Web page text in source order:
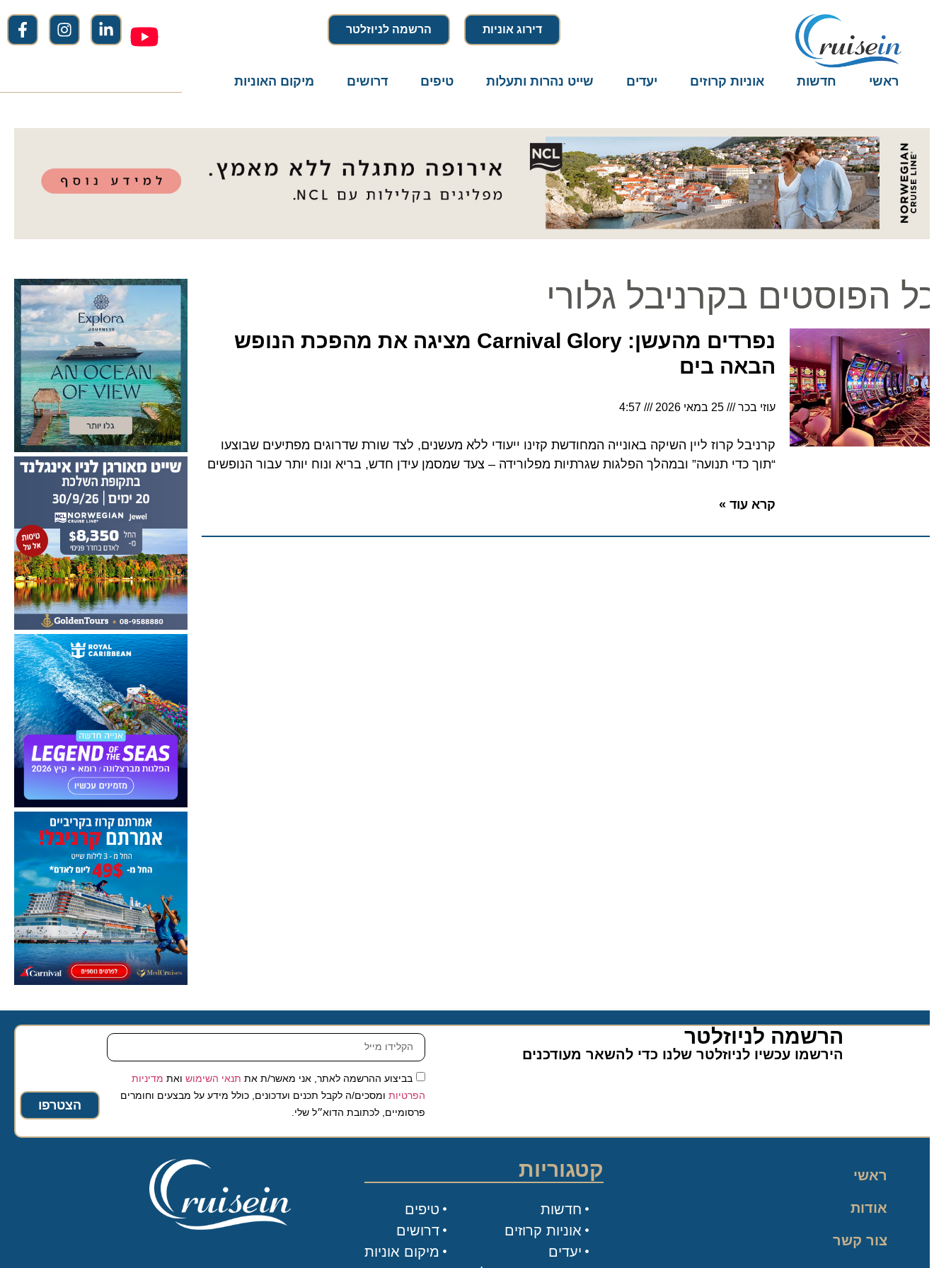
הרשמה לניוזלטר דירוג אוניות
ראשי חדשות אוניות קרוזים יעדים שייט נהרות ותעלות טיפים דרושים מיקום האוניות
הפוסטים בקרניבל גלורי
נפרדים מהעשן: Carnival Glory מציגה את מהפכת הנופש
הבאה בים
עוזי בכר 25 במאי 2026 4:57
קרניבל קרוז ליין השיקה באונייה המחודשת קזינו ייעודי ללא מעשנים, לצד שורת שדרוגים מפתיעים שבוצעו
“תוך כדי תנועה” ובמהלך הפלגות שגרתיות מפלורידה – צעד שמסמן עידן חדש, בריא ונוח יותר עבור הנופשים
קרא עוד »
הרשמה לניוזלטר​
הירשמו עכשיו לניוזלטר שלנו כדי להשאר מעודכנים
בביצוע ההרשמה לאתר, אני מאשר/ת אתתנאי השימושואת מדיניות
הפרטיותומסכים/ה לקבל תכנים ועדכונים, כולל מידע על מבצעים וחומרים
פרסומיים, לכתובת הדוא״ל שלי.
הצטרפו
קטגוריות
טיפים
דרושים
מיקום אוניות
חדשות
אוניות קרוזים
יעדים
ראשי
אודות
צור קשר